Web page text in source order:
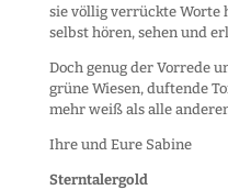
sie völlig verrückte Worte
selbst hören, sehen und
Doch genug der Vorrede
grüne Wiesen, duftende
mehr weiß als alle
Ihre und Eure Sabine
Sterntalergold